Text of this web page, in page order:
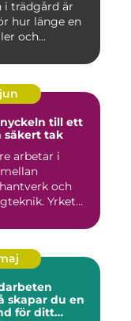
i trädgård är
hur länge en
och...
säkert tak
arbetar i
och
Yrket
för ditt